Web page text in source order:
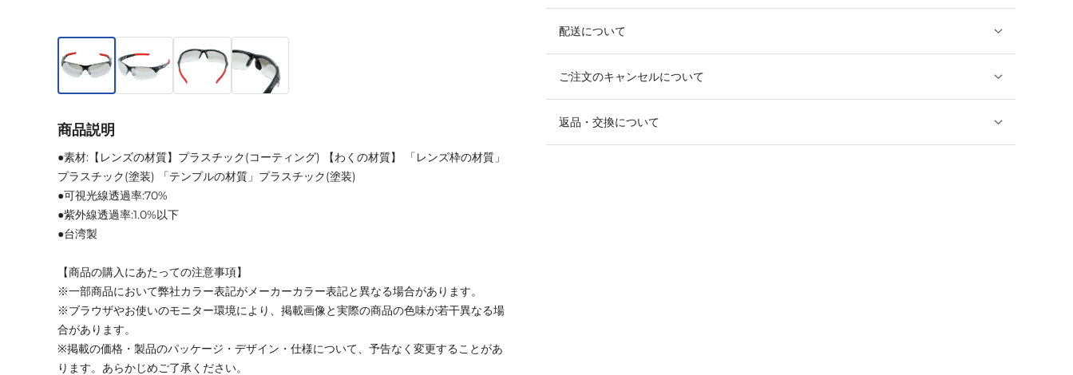
配送について
ご注文のキャンセルについて
返品・交換について
商品説明
●素材:【レンズの材質】プラスチック(コーティング) 【わくの材質】 「レンズ枠の材質」
プラスチック(塗装) 「テンプルの材質」プラスチック(塗装)
●可視光線透過率:70%
●紫外線透過率:1.0%以下
●台湾製
【商品の購入にあたっての注意事項】
※一部商品において弊社カラー表記がメーカーカラー表記と異なる場合があります。
※ブラウザやお使いのモニター環境により、掲載画像と実際の商品の色味が若干異なる場
合があります。
※掲載の価格・製品のパッケージ・デザイン・仕様について、予告なく変更することがあ
ります。あらかじめご了承ください。